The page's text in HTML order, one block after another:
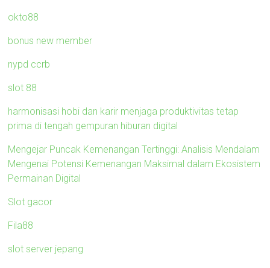
okto88
bonus new member
nypd ccrb
slot 88
harmonisasi hobi dan karir menjaga produktivitas tetap
prima di tengah gempuran hiburan digital
Mengejar Puncak Kemenangan Tertinggi: Analisis Mendalam
Mengenai Potensi Kemenangan Maksimal dalam Ekosistem
Permainan Digital
Slot gacor
Fila88
slot server jepang